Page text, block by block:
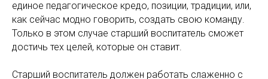
единое педагогическое кредо, позиции, традиции, или,
как сейчас модно говорить, создать свою команду.
Только в этом случае старший воспитатель сможет
достичь тех целей, которые он ставит.
Старший воспитатель должен работать слаженно с